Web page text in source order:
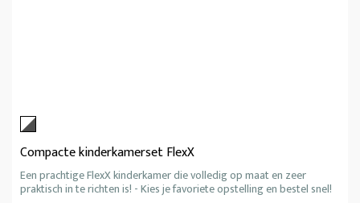
Compacte kinderkamerset FlexX
Een prachtige FlexX kinderkamer die volledig op maat en zeer
praktisch in te richten is! - Kies je favoriete opstelling en bestel snel!